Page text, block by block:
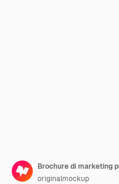
originalmockup